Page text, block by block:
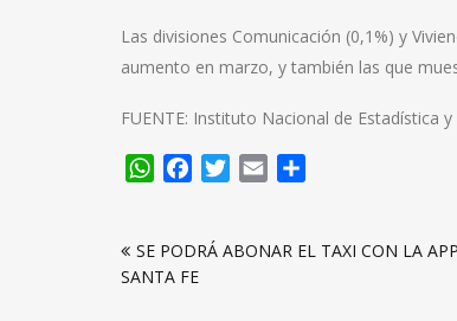
Las divisiones Comunicación (0,1%) y
aumento en marzo, y también las que
FUENTE: Instituto Nacional de Estadística y
WhatsApp
FacebookTwitter
Email
deSE PODRÁ ABONAR EL TAXI CON LA
SANTA FE